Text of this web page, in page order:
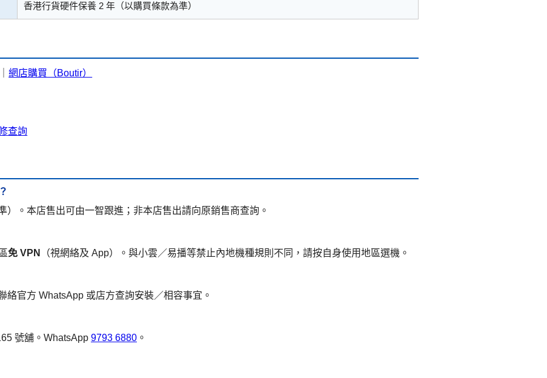
香港行貨硬件保養 2 年（以購買條款為準）
｜網店購買（Boutir）
查詢
）。本店售出可由一智跟進；非本店售出請向原銷售商查詢。
免 VPN （視網絡及 App）。與小雲／易播等禁止內地機種規則不同，請按自身使用地區選機。
絡官方 WhatsApp 或店方查詢安裝／相容事宜。
號舖。WhatsApp 9793 6880 。